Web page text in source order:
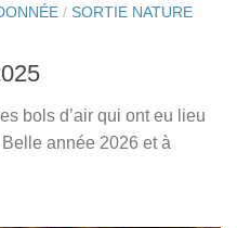
/ SORTIE NATURE
bols d’air qui ont eu lieu
année 2026 et à